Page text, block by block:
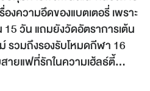
งความอึดของแบตเตอรี่ เพราะ
วัน แถมยังวัดอัตราการเต้น
รวมถึงรองรับโหมดกีฬา 16
สายแฟที่รักในความเฮ้ลธ์ตี้...